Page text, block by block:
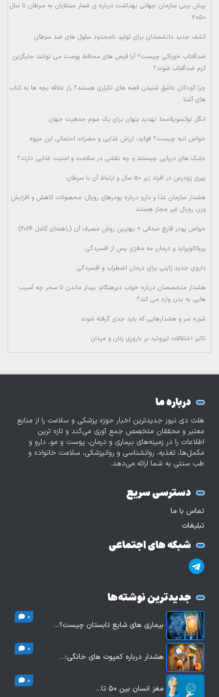
پیش بینی سازمان جهانی بهداشت درباره ی شمار مبتلایان به سرطان تا سال
۲۰۵۰
کشف جدید دانشمندان برای تولید نامحدود سلول های ضد سرطان
ضدآفتاب خوراکی چیست؟ آیا قرص های محافظ پوست می توانند جایگزین
کرم ضدآفتاب شوند؟
چرا کودکان عاشق شنیدن قصه های تکراری هستند؟ راز علاقه بچه ها به کتاب
های آشنا
انگل توکسوپلاسما؛ تهدید پنهان برای یک سوم جمعیت جهان
خواص انبه چیست؟ فواید، ارزش غذایی و مضرات احتمالی این میوه
جلبک های دریایی چیستند و چه نقشی در سلامت و امنیت غذایی دارند؟
پیری زودرس در افراد زیر 50 سال و ارتباط آن با سرطان
هشدار سازمان غذا و دارو درباره پودرهای رویال؛ محصولات کاهش و افزایش
وزن رویال غیر مجاز هستند
خواص پودر قارچ صدفی + بهترین روش مصرف آن (راهنمای کامل 2026)
پروکالوپراید و درمان مه مغزی پس از افسردگی
داروی جدید ژاپنی برای درمان اضطراب و افسردگی
هشدار متخصصان درباره خواب دیرهنگام؛ بیدار ماندن تا سحر چه آسیب
هایی به بدن وارد می کند؟
شوره سر و هشدارهایی که باید جدی گرفته شوند
تاثیر اختلالات تیروئید بر باروری زنان و مردان
درباره ما
هلث دی نیوز جدیدترین اخبار حوزه پزشکی و سلامت را از منابع
معتبر و محققان متخصص جمع آوری می‌کند و تازه‌ ترین
اطلاعات را در زمینه‌های بیماری و درمان، پوست و مو، دارو و
مکمل‌ها، تغذیه، روانشناسی و روانپزشکی، سلامت خانواده و
طب سنتی به شما ارائه می‌دهد.
دسترسی سریع
تماس با ما
تبلیغات
شبکه های اجتماعی
جدیدترین نوشته‌ها
بیماری های شایع تابستان چیست؟…
0
هشدار درباره کمپوت های خانگی؛…
0
مغز انسان بین ۵۰ تا…
0